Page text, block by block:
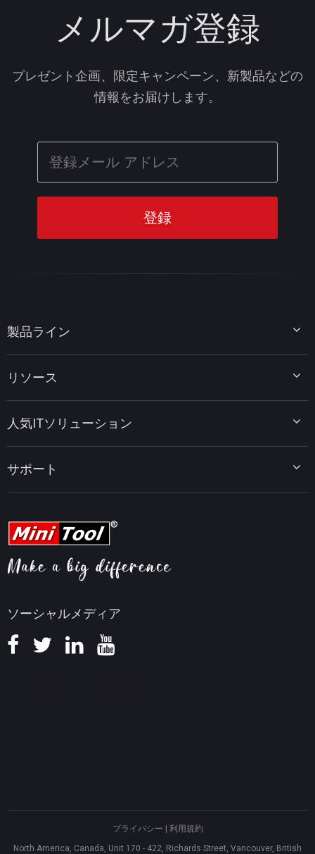
メルマガ登録
プレゼント企画、限定キャンペーン、新製品などの
情報をお届けします。
ソーシャルメディア
製品ライン
MiniTool Power Data Recovery
MiniTool PDF Editor
MiniTool MovieMaker
MiniTool uTube Downloader
リソース
データ復元ヒント
PDF編集ヒント
動画編集ヒント
ビデオ変換ヒント
画面録画ヒント
知識ベース
人気ITソリューション
MiniTool ニュースセンター
サポート
ヘルプ
プライバシー
利用規約
North America, Canada, Unit 170 - 422, Richards Street, Vancouver, British